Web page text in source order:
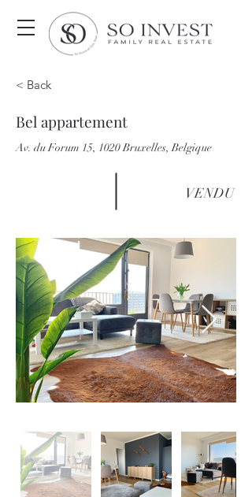
< Back
Bel appartement
Av. du Forum 15, 1020 Bruxelles, Belgique
VENDU